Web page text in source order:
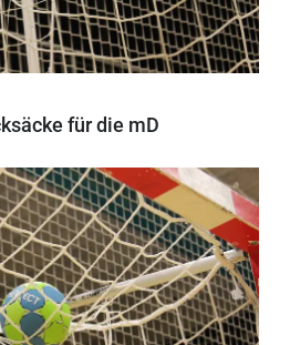
für die mD